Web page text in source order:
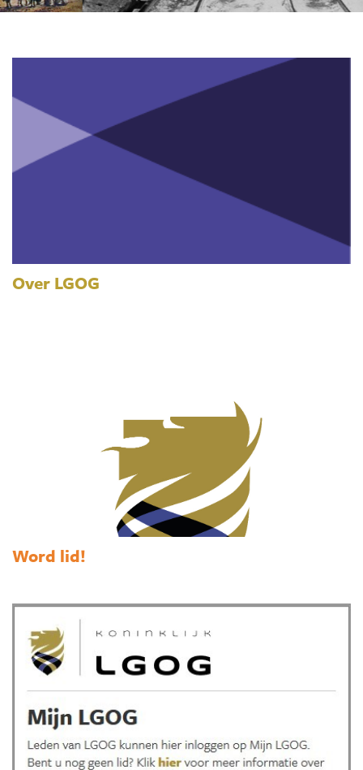
Over LGOG
Word lid!